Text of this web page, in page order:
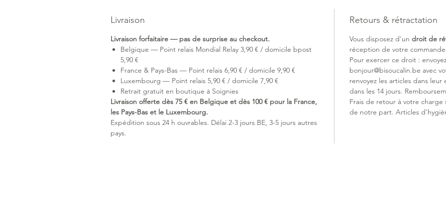
Rapide
3.
Tétine
bouche
dents
Livraison
Livraison forfaitaire — pas de surprise au checkout.
Belgique — Point relais Mondial Relay 3,90 € / domicile bpost
5,90 €
France & Pays-Bas — Point relais 6,90 € / domicile 9,90 €
Luxembourg — Point relais 5,90 € / domicile 7,90 €
Retrait gratuit en boutique à Soignies
Livraison offerte dès 75 € en Belgique et dès 100 € pour la France,
les Pays-Bas et le Luxembourg.
Expédition sous 24 h ouvrables. Délai 2-3 jours BE, 3-5 jours autres
pays.
Retours & rétractation
Vous disposez d'un droit de
réception de votre
Pour exercer ce droit :
bonjour@bisoucalin.be avec
renvoyez les articles dans
dans les 14 jours.
Frais de retour à votre
de notre part. Articles